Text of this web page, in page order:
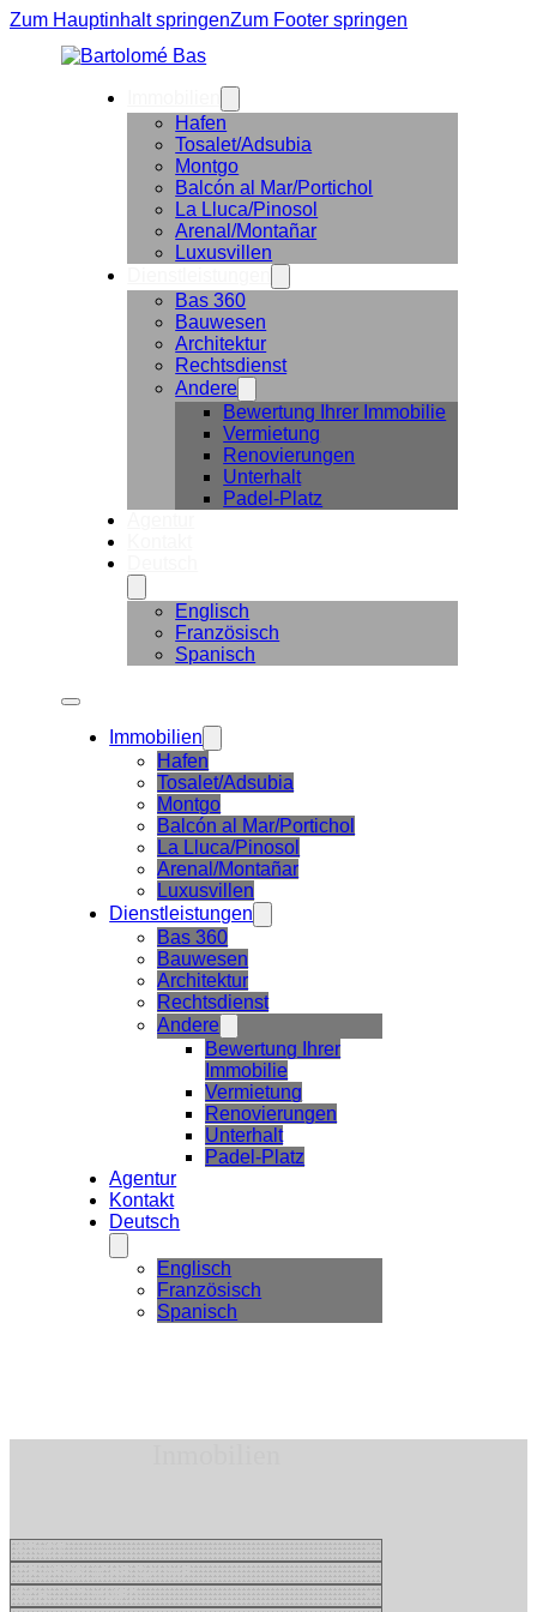
Zum Hauptinhalt springenZum Footer springen
Hafen
Tosalet/Adsubia
Montgo
Balcón al Mar/Portichol
La Lluca/Pinosol
Arenal/Montañar
Luxusvillen
Bas 360
Bauwesen
Architektur
Rechtsdienst
Andere
Bewertung Ihrer Immobilie
Vermietung
Renovierungen
Unterhalt
Padel-Platz
Englisch
Französisch
Spanisch
Immobilien
Hafen
Tosalet/Adsubia
Montgo
Balcón al Mar/Portichol
La Lluca/Pinosol
Arenal/Montañar
Luxusvillen
Dienstleistungen
Bas 360
Bauwesen
Architektur
Rechtsdienst
Andere
Bewertung Ihrer
Immobilie
Vermietung
Renovierungen
Unterhalt
Padel-Platz
Agentur
Kontakt
Deutsch
Englisch
Französisch
Spanisch